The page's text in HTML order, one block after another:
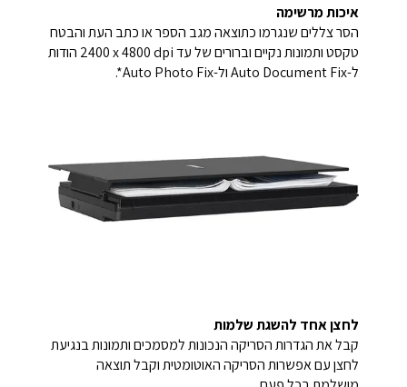
איכות מרשימה
הסר צללים שנגרמו כתוצאה מגב הספר או כתב העת והבטח
טקסט ותמונות נקיים וברורים של עד ‎2400 x 4800 dpi הודות
ל-Auto Document Fix ול-Auto Photo Fix*.
לחצן אחד להשגת שלמות
קבל את הגדרות הסריקה הנכונות למסמכים ותמונות בנגיעת
לחצן עם אפשרות הסריקה האוטומטית וקבל תוצאה